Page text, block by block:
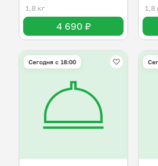
креветками
1,8 кг
4 690 ₽
1,8
Сегодня с 18:00